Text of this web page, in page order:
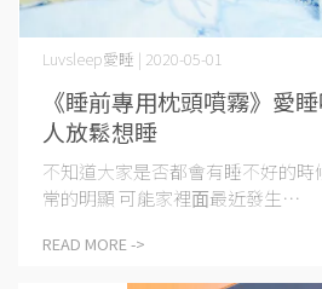
《睡前專用枕頭噴霧》愛
人放鬆想睡
Luvsleep愛睡 | 2020-05-01
不知道⼤家是否都會有睡不好的
常的明顯 可能家裡⾯最近發⽣⋯
READ MORE ->